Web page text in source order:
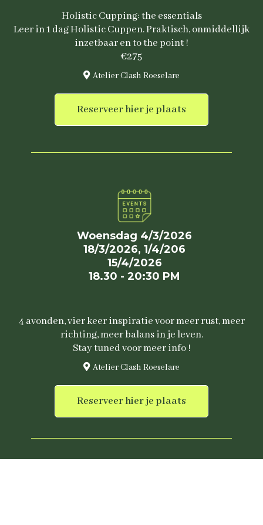
Holistic Cupping: the essentials
Leer in 1 dag Holistic Cuppen. Praktisch, onmiddellijk
inzetbaar en to the point !
€275
Atelier Clash Roeselare
Reserveer hier je plaats
Woensdag 4/3/2026
18/3/2026, 1/4/206
15/4/2026
18.30 - 20:30 PM
4 avonden, vier keer inspiratie voor meer rust, meer
richting, meer balans in je leven.
Stay tuned voor meer info !
Atelier Clash Roeselare
Reserveer hier je plaats